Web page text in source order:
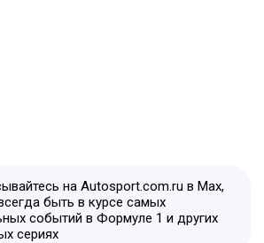
на Autosport.com.ru в Max,
быть в курсе самых
событий в Формуле 1 и других
сериях